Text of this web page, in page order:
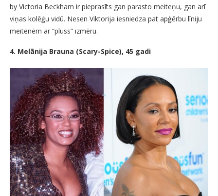
by Victoria Beckham ir pieprasīts gan parasto meiteņu, gan arī
viņas kolēģu vidū. Nesen Viktorija iesniedza pat apģērbu līniju
meitenēm ar “pluss” izmēru.
4. Melānija Brauna (Scary-Spice), 45 gadi